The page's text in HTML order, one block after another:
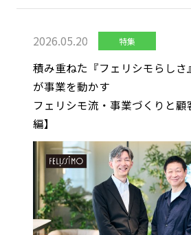
2026.05.20 特集
積み重ねた『フェリシモらしさ
が事業を動かす
フェリシモ流・事業づくりと顧
編】